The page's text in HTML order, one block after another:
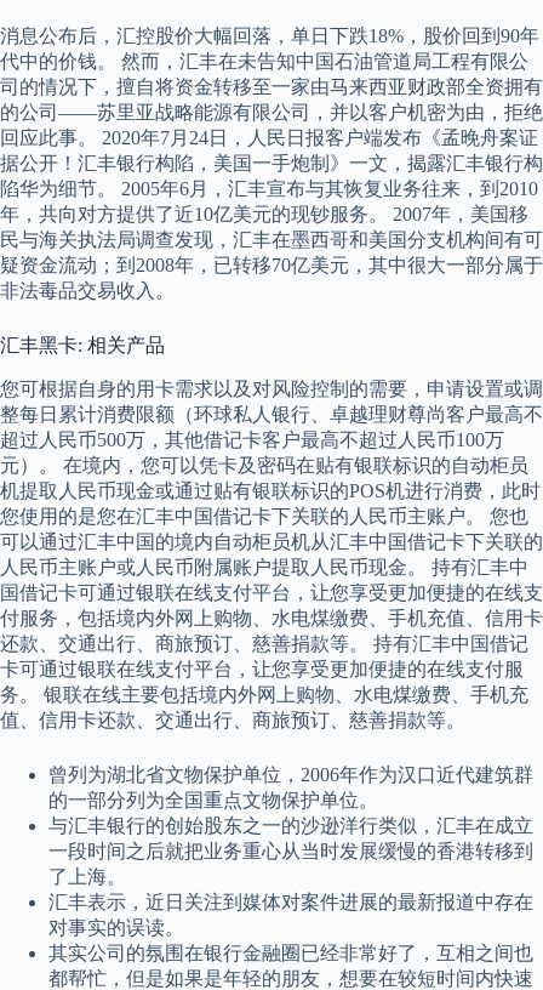
消息公布后，汇控股价大幅回落，单日下跌18%，股价回到90年
代中的价钱。 然而，汇丰在未告知中国石油管道局工程有限公
司的情况下，擅自将资金转移至一家由马来西亚财政部全资拥有
的公司——苏里亚战略能源有限公司，并以客户机密为由，拒绝
回应此事。 2020年7月24日，人民日报客户端发布《孟晚舟案证
据公开！汇丰银行构陷，美国一手炮制》一文，揭露汇丰银行构
陷华为细节。 2005年6月，汇丰宣布与其恢复业务往来，到2010
年，共向对方提供了近10亿美元的现钞服务。 2007年，美国移
民与海关执法局调查发现，汇丰在墨西哥和美国分支机构间有可
疑资金流动；到2008年，已转移70亿美元，其中很大一部分属于
非法毒品交易收入。
汇丰黑卡: 相关产品
您可根据自身的用卡需求以及对风险控制的需要，申请设置或调
整每日累计消费限额（环球私人银行、卓越理财尊尚客户最高不
超过人民币500万，其他借记卡客户最高不超过人民币100万
元）。 在境内，您可以凭卡及密码在贴有银联标识的自动柜员
机提取人民币现金或通过贴有银联标识的POS机进行消费，此时
您使用的是您在汇丰中国借记卡下关联的人民币主账户。 您也
可以通过汇丰中国的境内自动柜员机从汇丰中国借记卡下关联的
人民币主账户或人民币附属账户提取人民币现金。 持有汇丰中
国借记卡可通过银联在线支付平台，让您享受更加便捷的在线支
付服务，包括境内外网上购物、水电煤缴费、手机充值、信用卡
还款、交通出行、商旅预订、慈善捐款等。 持有汇丰中国借记
卡可通过银联在线支付平台，让您享受更加便捷的在线支付服
务。 银联在线主要包括境内外网上购物、水电煤缴费、手机充
值、信用卡还款、交通出行、商旅预订、慈善捐款等。
曾列为湖北省文物保护单位，2006年作为汉口近代建筑群
的一部分列为全国重点文物保护单位。
与汇丰银行的创始股东之一的沙逊洋行类似，汇丰在成立
一段时间之后就把业务重心从当时发展缓慢的香港转移到
了上海。
汇丰表示，近日关注到媒体对案件进展的最新报道中存在
对事实的误读。
其实公司的氛围在银行金融圈已经非常好了，互相之间也
都帮忙，但是如果是年轻的朋友，想要在较短时间内快速